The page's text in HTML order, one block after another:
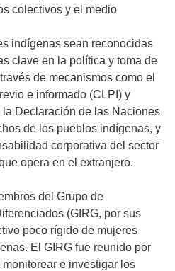
colectivos y el medio
indígenas sean reconocidas
clave en la política y toma de
de mecanismos como el
e informado (CLPI) y
Declaración de las Naciones
de los pueblos indígenas, y
corporativa del sector
opera en el extranjero.
del Grupo de
(GIRG, por sus
poco rígido de mujeres
El GIRG fue reunido por
e investigar los